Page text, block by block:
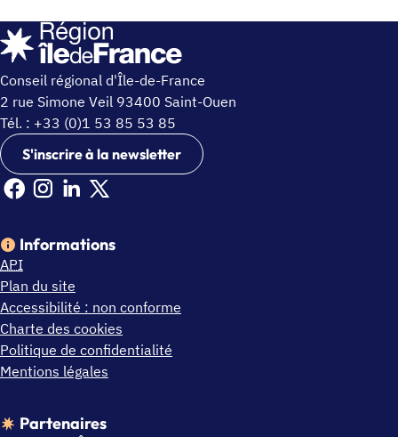
Conseil régional d'Île-de-France
2 rue Simone Veil 93400 Saint-Ouen
Tél. : +33 (0)1 53 85 53 85
S'inscrire à la newsletter
Facebook Ile de France (nouvelle fenêtre)
Instagram Ile de France (nouvelle fenêtre)
Linkedin Ile de France (nouvelle fenêtre)
X Ile de France (nouvelle fenêtre)
Informations
API
Plan du site
Accessibilité : non conforme
Charte des cookies
Politique de confidentialité
Mentions légales
Partenaires